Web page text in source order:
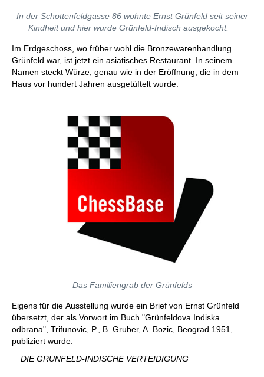
In der Schottenfeldgasse 86 wohnte Ernst Grünfeld seit seiner
Kindheit und hier wurde Grünfeld-Indisch ausgekocht.
Im Erdgeschoss, wo früher wohl die Bronzewarenhandlung
Grünfeld war, ist jetzt ein asiatisches Restaurant. In seinem
Namen steckt Würze, genau wie in der Eröffnung, die in dem
Haus vor hundert Jahren ausgetüftelt wurde.
Das Familiengrab der Grünfelds
Eigens für die Ausstellung wurde ein Brief von Ernst Grünfeld
übersetzt, der als Vorwort im Buch "Grünfeldova Indiska
odbrana", Trifunovic, P., B. Gruber, A. Bozic, Beograd 1951,
publiziert wurde.
DIE GRÜNFELD-INDISCHE VERTEIDIGUNG